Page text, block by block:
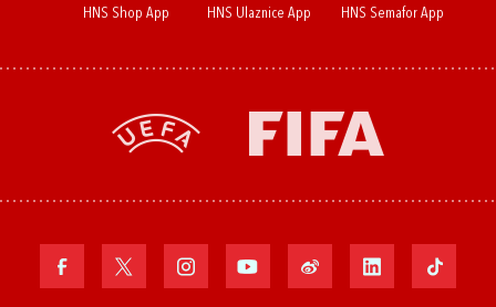
HNS Shop App HNS Ulaznice App HNS Semafor App